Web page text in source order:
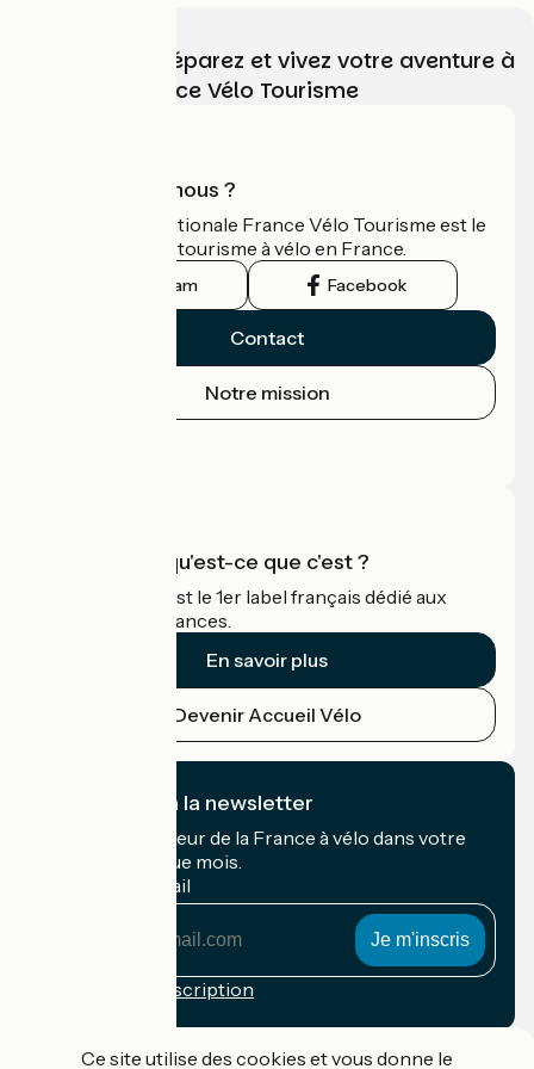
Choisissez, préparez et vivez votre aventure à
vélo avec France Vélo Tourisme
Qui sommes-nous ?
L'association nationale France Vélo Tourisme est le
guide officiel du tourisme à vélo en France.
Instagram Facebook
Contact
Notre mission
Accueil Vélo qu'est-ce que c'est ?
Accueil Vélo c'est le 1er label français dédié aux
cyclistes en vacances.
En savoir plus
Devenir Accueil Vélo
Je m'abonne à la newsletter
Recevez le meilleur de la France à vélo dans votre
boîte mail chaque mois.
Mon adresse mail
Conditions d'inscription
Ce site utilise des cookies et vous donne le